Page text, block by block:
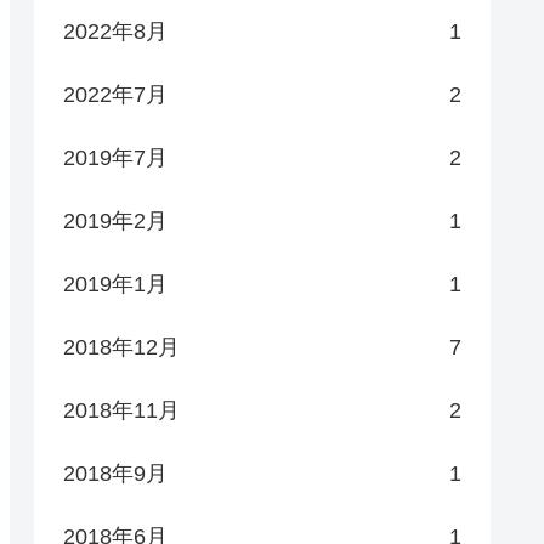
2022年8月 1
2022年7月 2
2019年7月 2
2019年2月 1
2019年1月 1
2018年12月 7
2018年11月 2
2018年9月 1
2018年6月 1